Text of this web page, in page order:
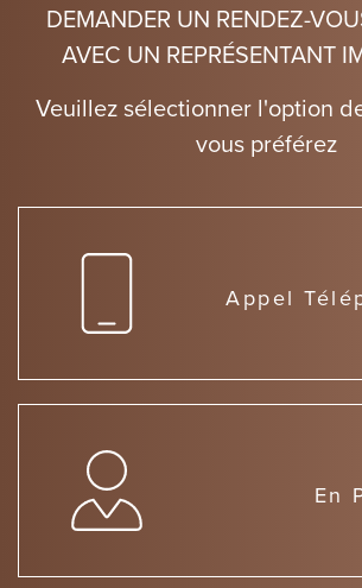
DEMANDER UN RENDEZ-
AVEC UN REPRÉSENTANT
Veuillez sélectionner l'option
vous préférez
Appel
En